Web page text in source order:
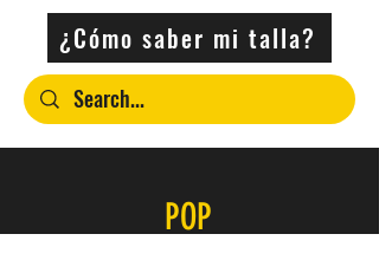
¿Cómo saber mi talla?
POP